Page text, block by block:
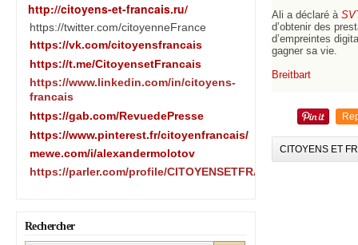
http://citoyens-et-francais.ru/
https://twitter.com/citoyenneFrance
https://vk.com/citoyensfrancais
https://t.me/CitoyensetFrancais
https://www.linkedin.com/in/citoyens-
francais
https://gab.com/RevuedePresse
https://www.pinterest.fr/citoyenfrancais/
mewe.com/i/alexandermolotov
https://parler.com/profile/CITOYENSETFRANCAIS/posts
Rechercher
Ali a déclaré à
d’obtenir des
d’empreintes
gagner sa vie.
Breitbart
CITOYENS ET